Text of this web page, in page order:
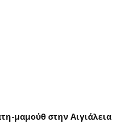
μαμούθ στην Αιγιάλεια